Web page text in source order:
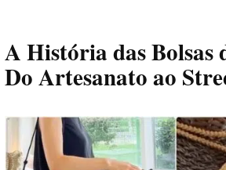
A História das Bolsas
Do Artesanato ao